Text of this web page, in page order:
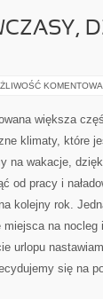
większa
klimaty, które
na wakacje,
od pracy i
kolejny rok.
miejsca na nocleg
urlopu
się na